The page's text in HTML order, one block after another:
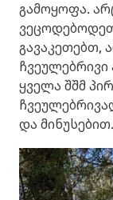
გამოყოფა.
გავაკეთებთ,
ყველა შშმ
და მინუსებით.